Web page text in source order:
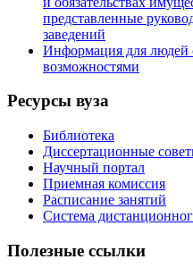
представленные
заведений
Информация для людей
возможностями
Ресурсы вуза
Библиотека
Диссертационные
Научный портал
Приемная комиссия
Расписание занятий
Система
Полезные ссылки